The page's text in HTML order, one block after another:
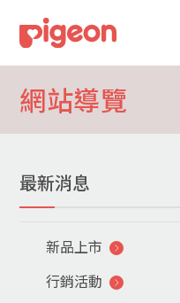
網站導覽
最新消息
新品上市
行銷活動